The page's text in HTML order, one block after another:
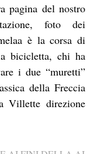
pagina del nostro
foto dei
è la corsa di
bicicletta, chi ha
i due “muretti”
della Freccia
Villette direzione